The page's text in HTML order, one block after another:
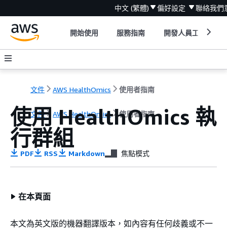
中文 (繁體) 偏好設定 聯絡我們
開始使用 服務指南 開發人員工具
文件 AWS HealthOmics 使用者指南
文件 AWS HealthOmics 使用者指南
使用 HealthOmics 執
行群組
PDF RSS Markdown 焦點模式
在本頁面
本文為英文版的機器翻譯版本，如內容有任何歧義或不一